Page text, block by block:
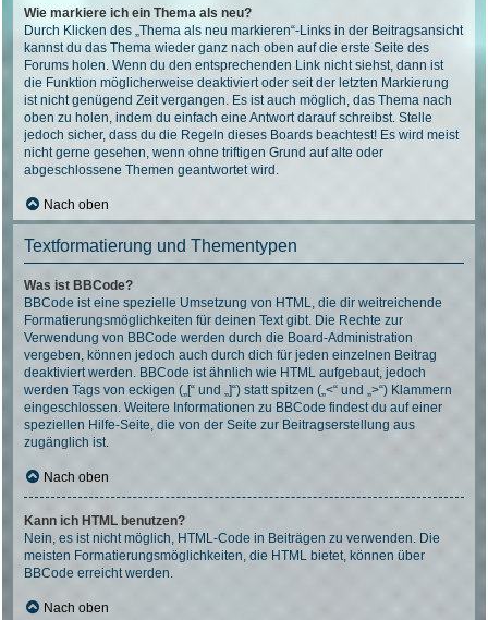
Wie markiere ich ein Thema als neu?
Durch Klicken des „Thema als neu markieren“-Links in der Beitragsansicht
kannst du das Thema wieder ganz nach oben auf die erste Seite des
Forums holen. Wenn du den entsprechenden Link nicht siehst, dann ist
die Funktion möglicherweise deaktiviert oder seit der letzten Markierung
ist nicht genügend Zeit vergangen. Es ist auch möglich, das Thema nach
oben zu holen, indem du einfach eine Antwort darauf schreibst. Stelle
jedoch sicher, dass du die Regeln dieses Boards beachtest! Es wird meist
nicht gerne gesehen, wenn ohne triftigen Grund auf alte oder
abgeschlossene Themen geantwortet wird.
Nach oben
Textformatierung und Thementypen
Was ist BBCode?
BBCode ist eine spezielle Umsetzung von HTML, die dir weitreichende
Formatierungsmöglichkeiten für deinen Text gibt. Die Rechte zur
Verwendung von BBCode werden durch die Board-Administration
vergeben, können jedoch auch durch dich für jeden einzelnen Beitrag
deaktiviert werden. BBCode ist ähnlich wie HTML aufgebaut, jedoch
werden Tags von eckigen („[“ und „]“) statt spitzen („<“ und „>“) Klammern
eingeschlossen. Weitere Informationen zu BBCode findest du auf einer
speziellen Hilfe-Seite, die von der Seite zur Beitragserstellung aus
zugänglich ist.
Nach oben
Kann ich HTML benutzen?
Nein, es ist nicht möglich, HTML-Code in Beiträgen zu verwenden. Die
meisten Formatierungsmöglichkeiten, die HTML bietet, können über
BBCode erreicht werden.
Nach oben